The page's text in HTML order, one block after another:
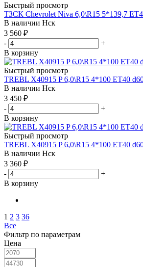
Быстрый просмотр
ТЗСК Chevrolet Niva 6,0\R15 5*139,7
В наличии Нск
3 560 ₽
-
+
В корзину
Быстрый просмотр
TREBL X40915 P 6,0\R15 4*100 ET40
В наличии Нск
3 450 ₽
-
+
В корзину
Быстрый просмотр
TREBL X40915 P 6,0\R15 4*100 ET40
В наличии Нск
3 360 ₽
-
+
В корзину
1 2 3 36
Все
Фильтр по параметрам
Цена